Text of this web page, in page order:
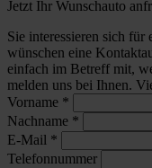
Jetzt Ihr Wunschauto
Sie interessieren sich für
wünschen eine
einfach im Betreff mit,
melden uns bei Ihnen.
Vorname *
Nachname *
E-Mail *
Telefonnummer